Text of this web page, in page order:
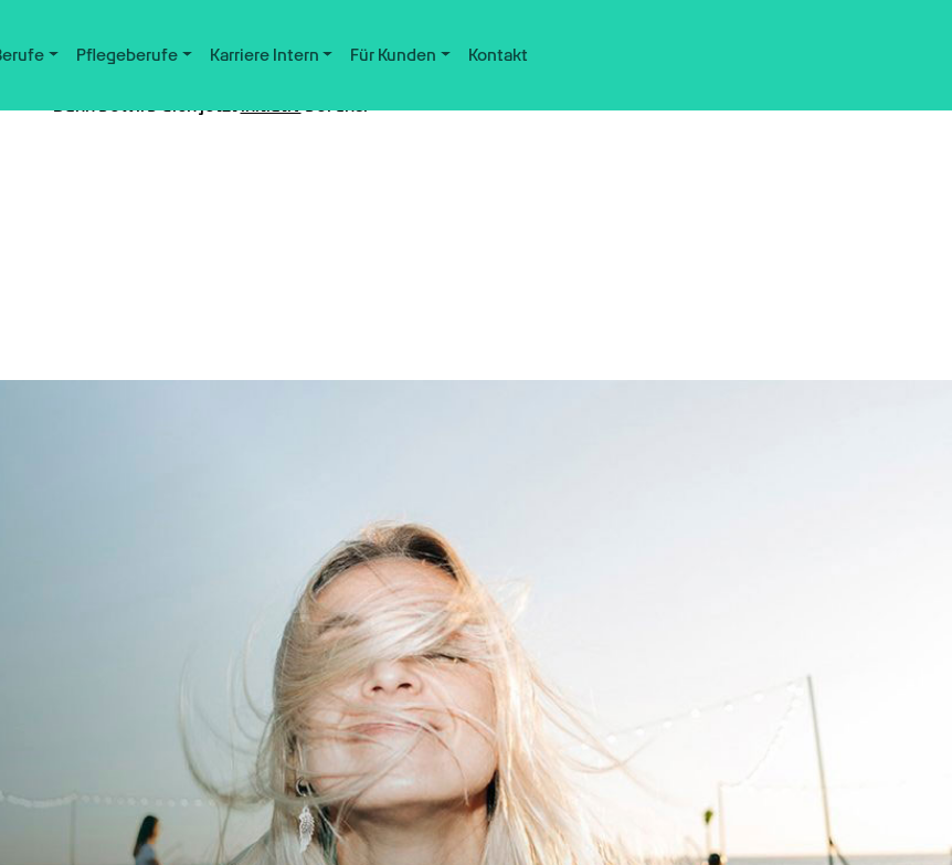
Pflegeberufe Karriere Intern Für Kunden Kontakt
Dann bewirb dich jetztinitiativbei uns.